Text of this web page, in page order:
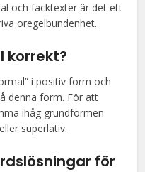
och facktexter är det ett
oregelbundenhet.
korrekt?
i positiv form och
denna form. För att
ihåg grundformen
superlativ.
för